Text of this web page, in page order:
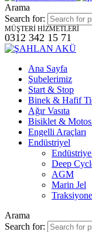
Arama
Search for:
MÜŞTERİ HİZMETLERİ
0312 342 15 71
Ana Sayfa
Şubelerimiz
Start & Stop
Binek & Hafif
Ağır Vasıta
Bisiklet &
Engelli Araçları
Endüstriyel
Deep
AGM
Marin Jel
Arama
Search for: